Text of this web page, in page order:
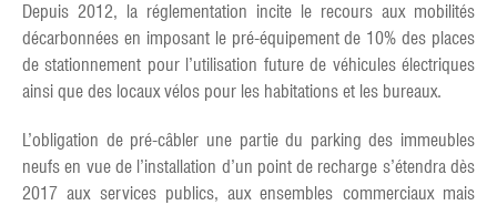
Depuis 2012, la réglementation incite le recours aux mobilités
décarbonnées en imposant le pré-équipement de 10% des places
de stationnement pour l’utilisation future de véhicules électriques
ainsi que des locaux vélos pour les habitations et les bureaux.
L’obligation de pré-câbler une partie du parking des immeubles
neufs en vue de l’installation d’un point de recharge s’étendra dès
2017 aux services publics, aux ensembles commerciaux mais